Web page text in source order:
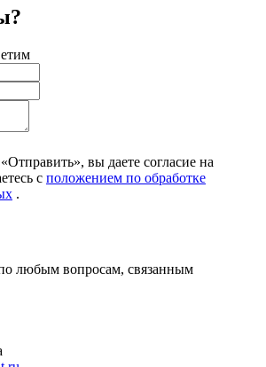
вы даете согласие на
c положением по обработке
.
любым вопросам, связанным